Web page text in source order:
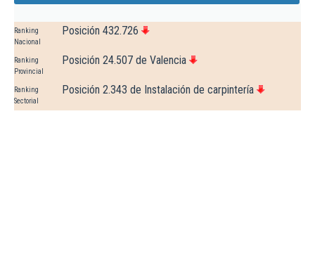
Ranking
Nacional
Posición 432.726
Ranking
Provincial
Posición 24.507 de Valencia
Ranking
Sectorial
Posición 2.343 de Instalación de carpintería